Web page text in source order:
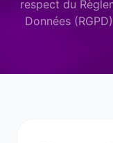
Soins
Infrathérapie
respect du
Données